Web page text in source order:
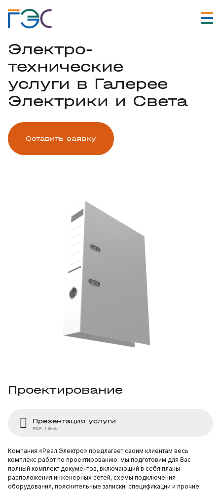
Электро-
технические
услуги в Галерее
Электрики и Света
Оставить заявку
Проектирование
Презентация услуги
PDF, 1.8мб
Компания «Реал Электро» предлагает своим клиентам весь
комплекс работ по проектированию: мы подготовим для Вас
полный комплект документов, включающий в себя планы
расположения инженерных сетей, схемы подключения
оборудования, пояснительные записки, спецификации и прочие